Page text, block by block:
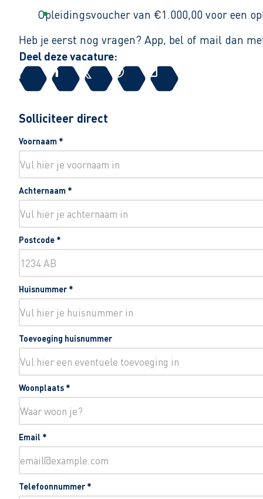
Opleidingsvoucher van €1.000,00 voor een
Heb je eerst nog vragen? App, bel of mail dan
Deel deze vacature:
Solliciteer direct
Voornaam *
Achternaam *
Postcode *
Huisnummer *
Toevoeging huisnummer
Woonplaats *
Email *
Telefoonnummer *